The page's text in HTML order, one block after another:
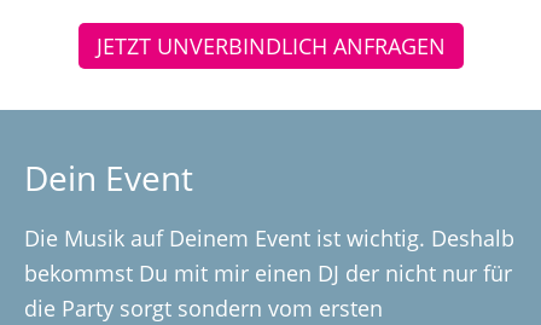
JETZT UNVERBINDLICH ANFRAGEN
Dein Event
Die Musik auf Deinem Event ist wichtig. Deshalb
bekommst Du mit mir einen DJ der nicht nur für
die Party sorgt sondern vom ersten